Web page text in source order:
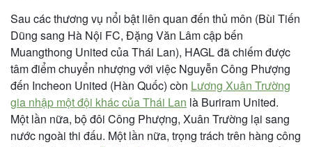
Sau các thương vụ nổi bật liên quan đến thủ môn (Bùi Tiến
Dũng sang Hà Nội FC, Đặng Văn Lâm cập bến
Muangthong United của Thái Lan), HAGL đã chiếm được
tâm điểm chuyển nhượng với việc Nguyễn Công Phượng
đến Incheon United (Hàn Quốc) còn Lương Xuân Trường
gia nhập một đội khác của Thái Lan là Buriram United.
Một lần nữa, bộ đôi Công Phượng, Xuân Trường lại sang
nước ngoài thi đấu. Một lần nữa, trọng trách trên hàng công